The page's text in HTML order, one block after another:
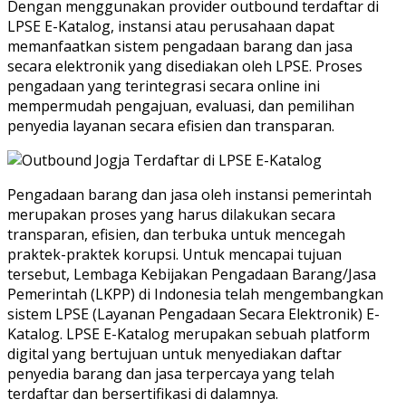
Dengan menggunakan provider outbound terdaftar di
LPSE E-Katalog, instansi atau perusahaan dapat
memanfaatkan sistem pengadaan barang dan jasa
secara elektronik yang disediakan oleh LPSE. Proses
pengadaan yang terintegrasi secara online ini
mempermudah pengajuan, evaluasi, dan pemilihan
penyedia layanan secara efisien dan transparan.
Pengadaan barang dan jasa oleh instansi pemerintah
merupakan proses yang harus dilakukan secara
transparan, efisien, dan terbuka untuk mencegah
praktek-praktek korupsi. Untuk mencapai tujuan
tersebut, Lembaga Kebijakan Pengadaan Barang/Jasa
Pemerintah (LKPP) di Indonesia telah mengembangkan
sistem LPSE (Layanan Pengadaan Secara Elektronik) E-
Katalog. LPSE E-Katalog merupakan sebuah platform
digital yang bertujuan untuk menyediakan daftar
penyedia barang dan jasa terpercaya yang telah
terdaftar dan bersertifikasi di dalamnya.